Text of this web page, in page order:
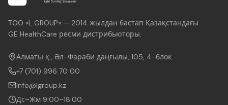
ТОО «L GROUP» — 2014 жылдан бастап Қазақстандағы
GE HealthCare ресми дистрибьюторы.
Алматы қ., Әл-Фараби даңғылы, 105, 4-блок
+7 (701) 996 70 00
info@lgroup.kz
Дс–Жм 9:00–18:00